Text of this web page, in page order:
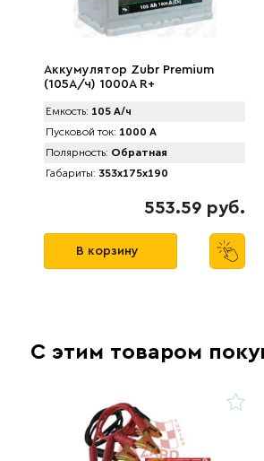
Аккумулятор Zubr Premium
(105А/ч) 1000А R+
Емкость: 105 А/ч
Пусковой ток: 1000 А
Полярность: Обратная
Габариты: 353x175x190
553.59 руб.
В корзину
С этим товаром